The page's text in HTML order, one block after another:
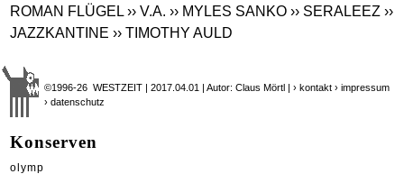
ROMAN FLÜGEL ›› V.A. ›› MYLES SANKO ›› SERALEEZ ››
JAZZKANTINE ›› TIMOTHY AULD
©1996-26 WESTZEIT | 2017.04.01 | Autor: Claus Mörtl |› kontakt › impressum
› datenschutz
Konserven
olymp